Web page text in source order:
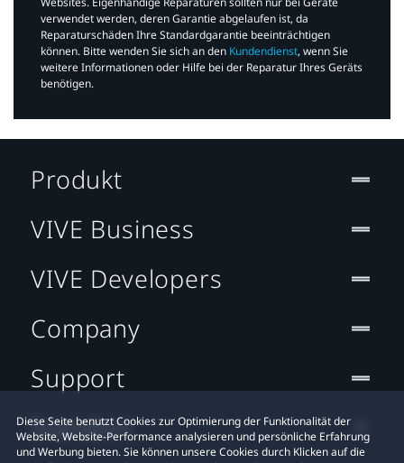
verwendet werden, deren Garantie abgelaufen ist, da
Reparaturschäden Ihre Standardgarantie beeinträchtigen
können. Bitte wenden Sie sich an den Kundendienst, wenn Sie
weitere Informationen oder Hilfe bei der Reparatur Ihres Geräts
benötigen.​
Diese Seite benutzt Cookies zur Optimierung der Funktionalität der
Website, Website-Performance analysieren und persönliche Erfahrung
und Werbung bieten. Sie können unsere Cookies durch Klicken auf die
Produkt
VIVE Business
VIVE Developers
Company
Support
Standort